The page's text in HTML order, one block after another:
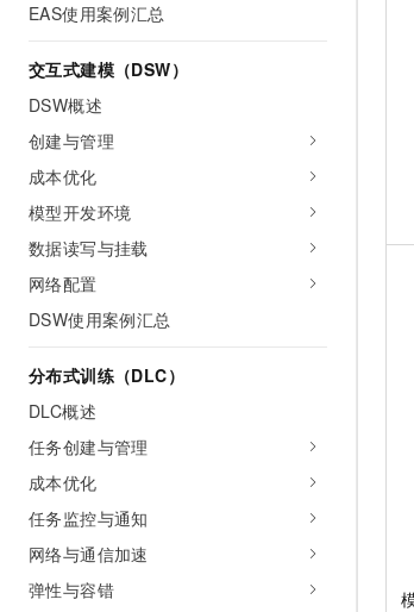
EAS使用案例汇总
交互式建模（DSW）
DSW概述
创建与管理
成本优化
模型开发环境
数据读写与挂载
网络配置
DSW使用案例汇总
分布式训练（DLC）
DLC概述
任务创建与管理
成本优化
任务监控与通知
网络与通信加速
弹性与容错